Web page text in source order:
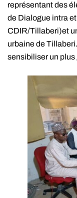
représentant des
de Dialogue intra
CDIR/Tillaberi)et
urbaine de
sensibiliser un plus